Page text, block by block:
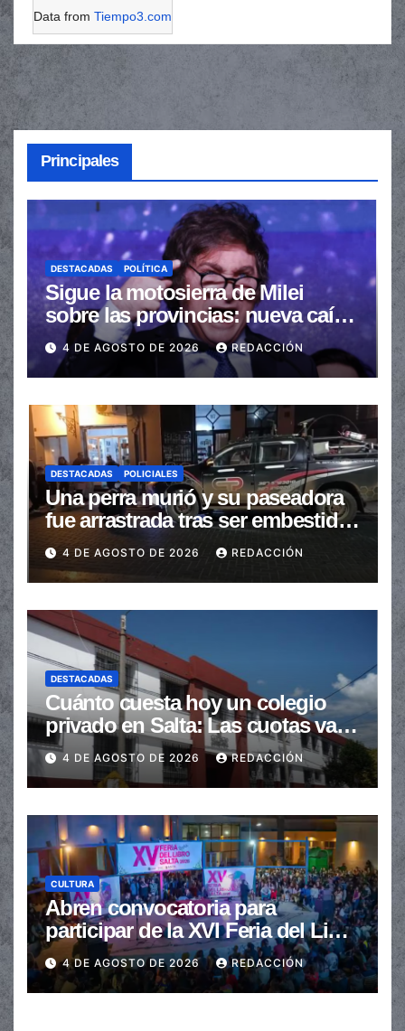
Data from Tiempo3.com
Principales
DESTACADAS POLÍTICA
Sigue la motosierra de Milei
sobre las provincias: nueva caída
de las transferencias no
automáticas
4 DE AGOSTO DE 2026 REDACCIÓN
DESTACADAS POLICIALES
Una perra murió y su paseadora
fue arrastrada tras ser embestidas
en la senda peatonal
4 DE AGOSTO DE 2026 REDACCIÓN
DESTACADAS
Cuánto cuesta hoy un colegio
privado en Salta: Las cuotas van
de $110.000 a más de $600.000
4 DE AGOSTO DE 2026 REDACCIÓN
CULTURA
Abren convocatoria para
participar de la XVI Feria del Libro
de Salta
4 DE AGOSTO DE 2026 REDACCIÓN